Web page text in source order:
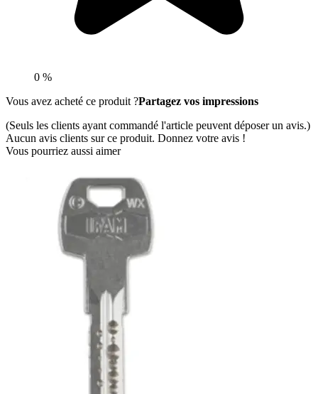
0 %
Vous avez acheté ce produit ?Partagez vos impressions
(Seuls les clients ayant commandé l'article peuvent déposer un avis.)
Aucun avis clients sur ce produit. Donnez votre avis !
Vous pourriez aussi aimer